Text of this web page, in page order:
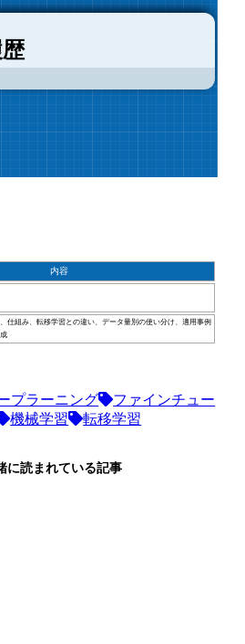
内容
仕組み、転移学習との違い、データ量別の使い分け、適用事例
プラーニング
ファインチュー
機械学習 転移学習
に読まれている記事